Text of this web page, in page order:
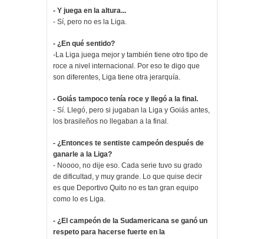
- Y juega en la altura...
- Sí, pero no es la Liga.
- ¿En qué sentido?
-La Liga juega mejor y también tiene otro tipo de
roce a nivel internacional. Por eso te digo que
son diferentes, Liga tiene otra jerarquía.
- Goiás tampoco tenía roce y llegó a la final.
- Sí. Llegó, pero si jugaban la Liga y Goiás antes,
los brasileños no llegaban a la final.
- ¿Entonces te sentiste campeón después de
ganarle a la Liga?
- Noooo, no dije eso. Cada serie tuvo su grado
de dificultad, y muy grande. Lo que quise decir
es que Deportivo Quito no es tan gran equipo
como lo es Liga.
- ¿El campeón de la Sudamericana se ganó un
respeto para hacerse fuerte en la